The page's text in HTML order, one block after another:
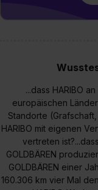
...dass HARIBO
europäischen
Standorte
HARIBO mit eigenen
vertreten
GOLDBÄREN
GOLDBÄREN einer
160.306 km vier Mal